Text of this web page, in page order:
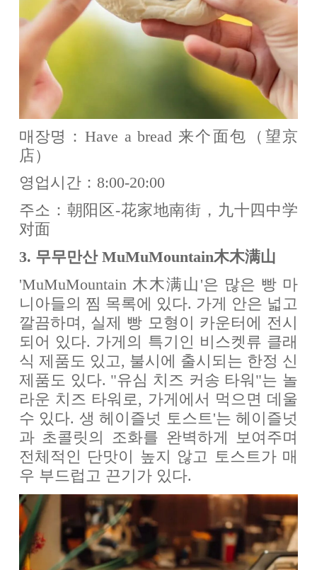
매장명：Have a bread 来个面包（望京
店）
영업시간：8:00-20:00
주소：朝阳区-花家地南街，九十四中学
对面
3. 무무만산 MuMuMountain木木满山
'MuMuMountain 木木满山'은 많은 빵 마
니아들의 찜 목록에 있다. 가게 안은 넓고
깔끔하며, 실제 빵 모형이 카운터에 전시
되어 있다. 가게의 특기인 비스켓류 클래
식 제품도 있고, 불시에 출시되는 한정 신
제품도 있다. "유심 치즈 커송 타워"는 놀
라운 치즈 타워로, 가게에서 먹으면 데울
수 있다. 생 헤이즐넛 토스트'는 헤이즐넛
과 초콜릿의 조화를 완벽하게 보여주며
전체적인 단맛이 높지 않고 토스트가 매
우 부드럽고 끈기가 있다.